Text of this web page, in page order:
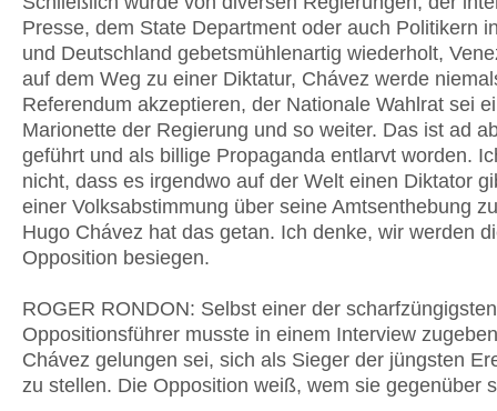
Presse, dem State Department oder auch Politikern
und Deutschland gebetsmühlenartig wiederholt,
auf dem Weg zu einer Diktatur, Chávez werde
Referendum akzeptieren, der Nationale Wahlrat sei
Marionette der Regierung und so weiter. Das ist ad
geführt und als billige Propaganda entlarvt worden.
nicht, dass es irgendwo auf der Welt einen Diktator
einer Volksabstimmung über seine Amtsenthebung
Hugo Chávez hat das getan. Ich denke, wir werden
Opposition besiegen.
ROGER RONDON: Selbst einer der scharfzüngigsten
Oppositionsführer musste in einem Interview
Chávez gelungen sei, sich als Sieger der jüngsten
zu stellen. Die Opposition weiß, wem sie gegenüber